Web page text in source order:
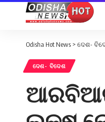
Odisha Hot News > ଦେଶ-
ଦେଶ- ବିଦେଶ